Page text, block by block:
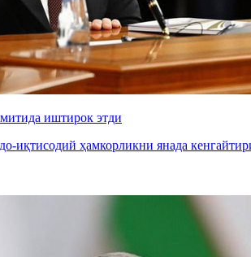
иштирок этди
иқтисодий ҳамкорликни янада